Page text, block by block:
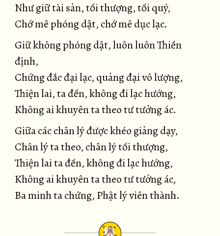
Như giữ tài sản, tối thượng, tối quý,
Chớ mê phóng dật, chớ mê dục lạc.
Giữ không phóng dật, luôn luôn Thiền
định,
Chứng đắc đại lạc, quảng đại vô lượng,
Thiện lai, ta đến, không đi lạc hướng,
Không ai khuyên ta theo tư tưởng ác.
Giữa các chân lý được khéo giảng dạy,
Chân lý ta theo, chân lý tối thượng,
Thiện lai ta đến, không đi lạc hướng,
Không ai khuyên ta theo tư tưởng ác,
Ba minh ta chứng, Phật lý viên thành.